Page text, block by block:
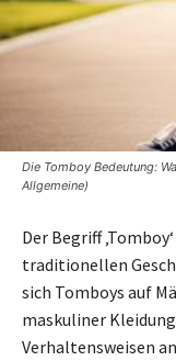
Die Tomboy Bedeutung:
Allgemeine)
Der Begriff
traditionellen
sich Tomboys auf
maskuliner
Verhaltensweisen